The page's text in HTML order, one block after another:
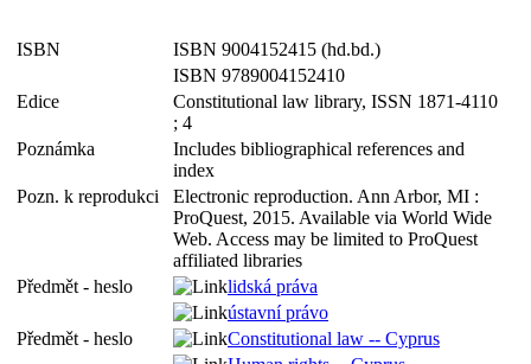
ISBN
ISBN 9004152415 (hd.bd.)
ISBN 9789004152410
Edice
Constitutional law library, ISSN 1871-4110
; 4
Poznámka
Includes bibliographical references and
index
Pozn. k reprodukci
Electronic reproduction. Ann Arbor, MI :
ProQuest, 2015. Available via World Wide
Web. Access may be limited to ProQuest
affiliated libraries
Předmět - heslo
lidská práva
ústavní právo
Předmět - heslo
Constitutional law -- Cyprus